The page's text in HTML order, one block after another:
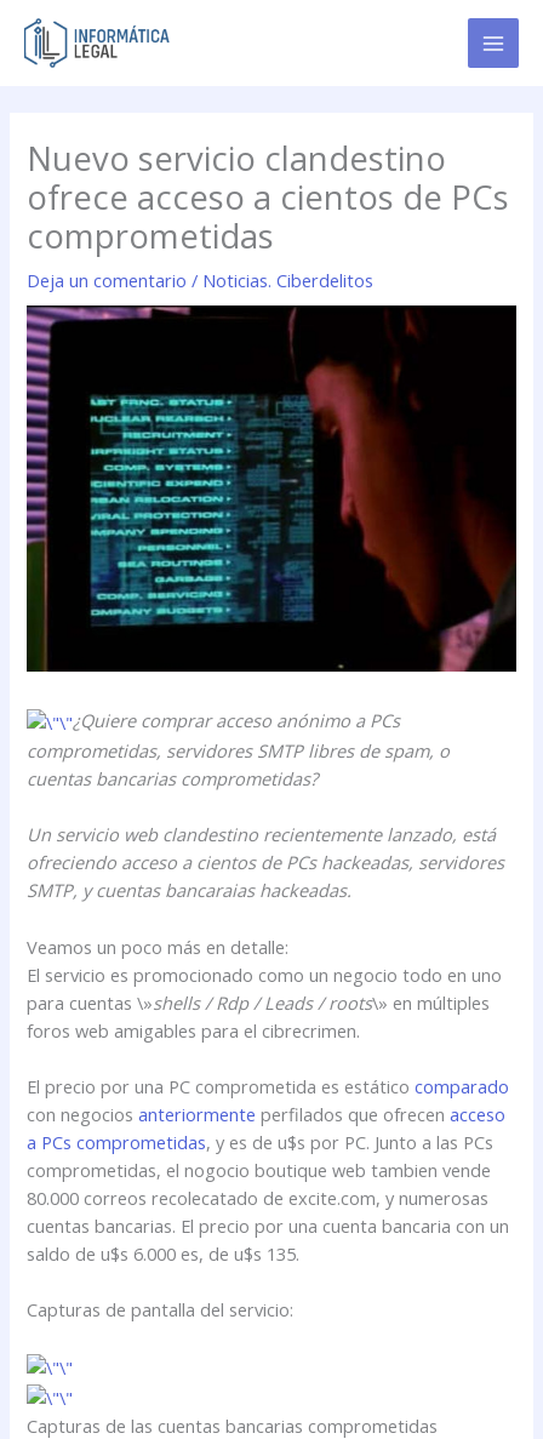
contenido
Nuevo servicio clandestino
ofrece acceso a cientos de PCs
comprometidas
Deja un comentario / Noticias. Ciberdelitos
¿Quiere comprar acceso anónimo a PCs
comprometidas, servidores SMTP libres de spam, o
cuentas bancarias comprometidas?
Un servicio web clandestino recientemente lanzado, está
ofreciendo acceso a cientos de PCs hackeadas, servidores
SMTP, y cuentas bancaraias hackeadas.
Veamos un poco más en detalle:
El servicio es promocionado como un negocio todo en uno
para cuentas \»shells / Rdp / Leads / roots\» en múltiples
foros web amigables para el cibrecrimen.
El precio por una PC comprometida es estáticocomparado
con negociosanteriormente perfilados que ofrecenacceso
a PCs comprometidas, y es de u$s por PC. Junto a las PCs
comprometidas, el nogocio boutique web tambien vende
80.000 correos recolecatado de excite.com, y numerosas
cuentas bancarias. El precio por una cuenta bancaria con un
saldo de u$s 6.000 es, de u$s 135.
Capturas de pantalla del servicio:
Capturas de las cuentas bancarias comprometidas